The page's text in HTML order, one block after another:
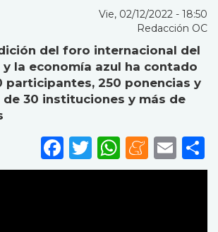
Vie, 02/12/2022 - 18:50
Redacción OC
del foro internacional del
la economía azul ha contado
participantes, 250 ponencias y
30 instituciones y más de
Facebook
Twitter